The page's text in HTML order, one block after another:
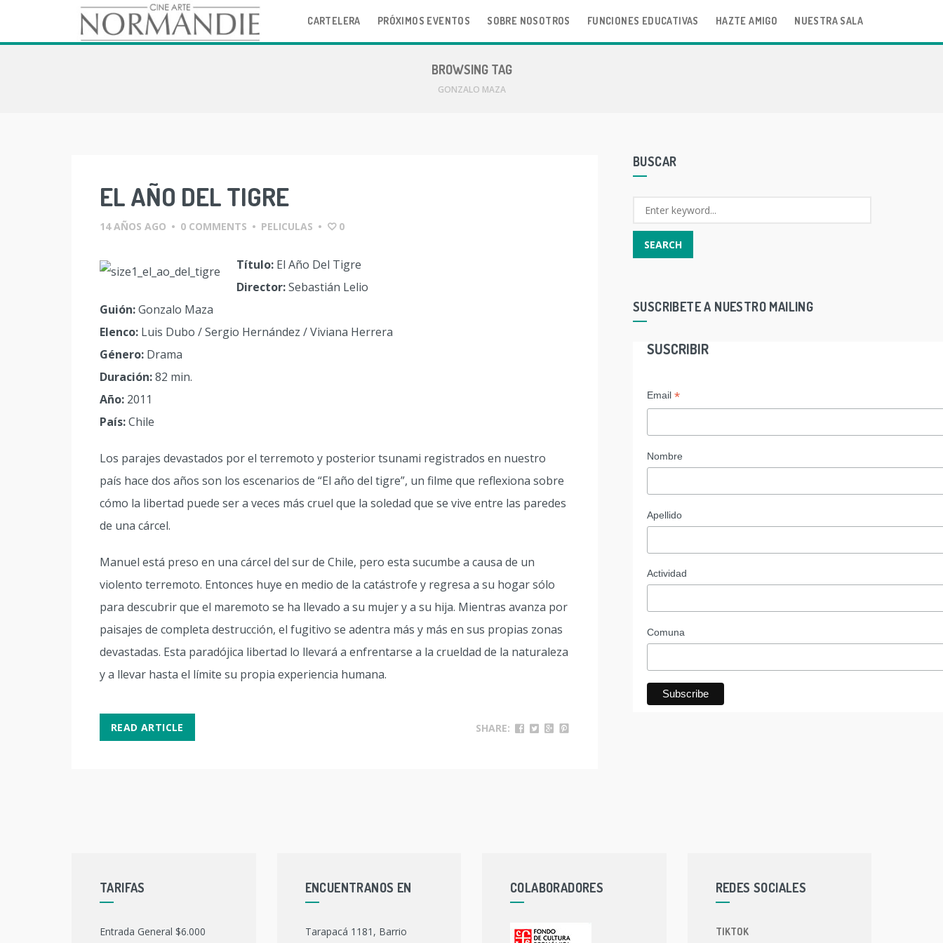
CARTELERA PRÓXIMOS EVENTOS SOBRE NOSOTROS FUNCIONES EDUCATIVAS HAZTE AMIGO NUESTRA SALA
BROWSING TAG
GONZALO MAZA
EL AÑO DEL TIGRE
14 AÑOS AGO • 0 COMMENTS • PELICULAS • 0
Título: El Año Del Tigre
Director:Sebastián Lelio
Guión:Gonzalo Maza
Elenco: Luis Dubo / Sergio Hernández / Viviana Herrera
Género: Drama
Duración:82 min.
Año: 2011
País:Chile
Los parajes devastados por el terremoto y posterior tsunami registrados en nuestro
país hace dos años son los escenarios de “El año del tigre”, un filme que reflexiona sobre
cómo la libertad puede ser a veces más cruel que la soledad que se vive entre las paredes
de una cárcel.
Manuel está preso en una cárcel del sur de Chile, pero esta sucumbe a causa de un
violento terremoto. Entonces huye en medio de la catástrofe y regresa a su hogar sólo
para descubrir que el maremoto se ha llevado a su mujer y a su hija. Mientras avanza por
paisajes de completa destrucción, el fugitivo se adentra más y más en sus propias zonas
devastadas. Esta paradójica libertad lo llevará a enfrentarse a la crueldad de la naturaleza
y a llevar hasta el límite su propia experiencia humana.
READ ARTICLE SHARE:
BUSCAR
SUSCRIBETE A NUESTRO MAILING
SUSCRIBIR
Email *
Nombre
Apellido
Actividad
Comuna
TARIFAS
Entrada General $6.000
ENCUENTRANOS EN
Tarapacá 1181, Barrio
COLABORADORES REDES SOCIALES
TIKTOK